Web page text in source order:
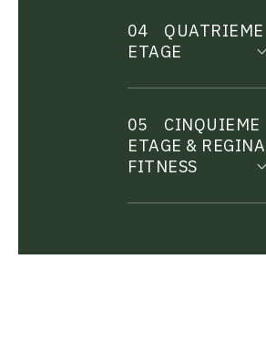
04
QUATRIEME
ETAGE
05
CINQUIEME
ETAGE & REGINA
FITNESS